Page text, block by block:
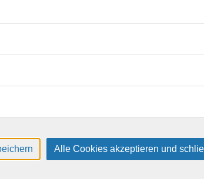
09:30 – 12:30 Uhr
Alle Cookies akzeptieren und